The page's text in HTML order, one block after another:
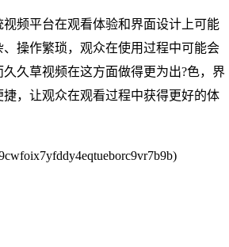
频平台在观看体验和界面设计上可能
操作繁琐，观众在使用过程中可能会
久草视频在这方面做得更为出?色，界
，让观众在观看过程中获得更好的体